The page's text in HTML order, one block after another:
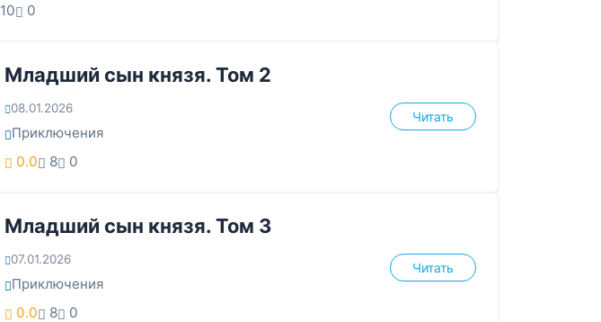
10 0
Младший сын князя. Том 2
08.01.2026
Приключения
0.0
8 0
Читать
Младший сын князя. Том 3
07.01.2026
Приключения
0.0
8 0
Читать